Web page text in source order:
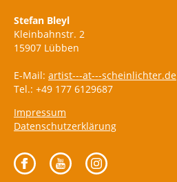
Stefan Bleyl
Kleinbahnstr. 2
15907 Lübben
E-Mail: artist---at---scheinlichter.de
Tel.: +49 177 6129687
Impressum
Datenschutzerklärung